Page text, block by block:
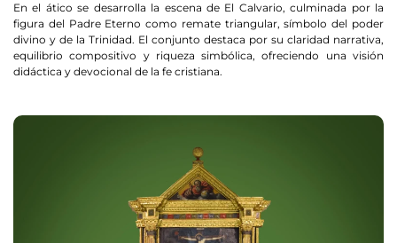
En el ático se desarrolla la escena de El Calvario, culminada por la
figura del Padre Eterno como remate triangular, símbolo del poder
divino y de la Trinidad. El conjunto destaca por su claridad narrativa,
equilibrio compositivo y riqueza simbólica, ofreciendo una visión
didáctica y devocional de la fe cristiana.